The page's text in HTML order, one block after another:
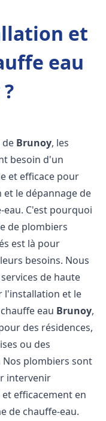
et
eau
de Brunoy, les
besoin d'un
et efficace pour
le dépannage de
eau. C'est pourquoi
de plombiers
est là pour
besoins. Nous
de haute
l'installation et le
eau Brunoy,
des résidences,
ou des
plombiers sont
intervenir
efficacement en
de chauffe-eau.